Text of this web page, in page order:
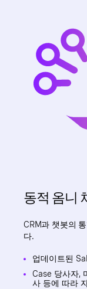
동적 옴니
CRM과 챗봇의
다.
업데이트된
Case 당사자,
사 등에 따라